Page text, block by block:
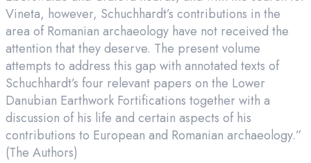
Vineta, however, Schuchhardt’s contributions in the
area of Romanian archaeology have not received the
attention that they deserve. The present volume
attempts to address this gap with annotated texts of
Schuchhardt’s four relevant papers on the Lower
Danubian Earthwork Fortifications together with a
discussion of his life and certain aspects of his
contributions to European and Romanian archaeology.”
(The Authors)